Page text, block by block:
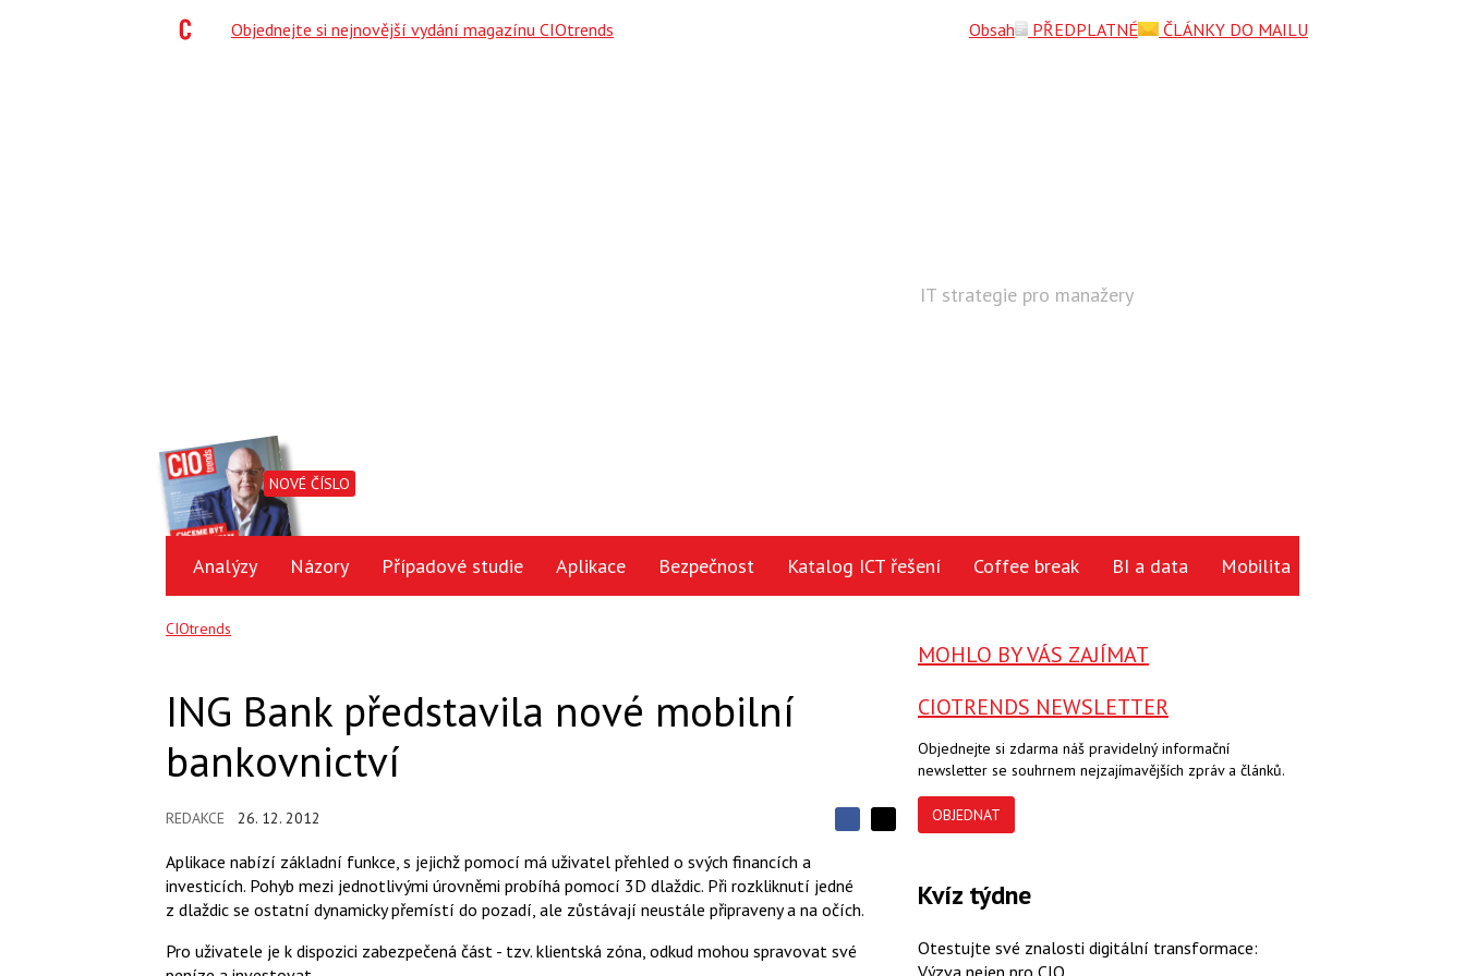
NOVÉ ČÍSLO
IT strategie pro manažery
Analýzy Názory Případové studie Aplikace Bezpečnost Katalog ICT řešení Coffee break BI a data Mobilita
CIOtrends
ING Bank představila nové mobilní
bankovnictví
REDAKCE 26. 12. 2012
S
í
l
S
l
j
e
Aplikace nabízí základní funkce, s jejichž pomocí má uživatel přehled o svých financích a
investicích. Pohyb mezi jednotlivými úrovněmi probíhá pomocí 3D dlaždic. Při rozkliknutí jedné
z dlaždic se ostatní dynamicky přemístí do pozadí, ale zůstávají neustále připraveny a na očích.
Pro uživatele je k dispozici zabezpečená část - tzv. klientská zóna, odkud mohou spravovat své
MOHLO BY VÁS ZAJÍMAT
CIOTRENDS NEWSLETTER
Objednejte si zdarma náš pravidelný informační
newsletter se souhrnem nejzajímavějších zpráv a článků.
OBJEDNAT
Kvíz týdne
Otestujte své znalosti digitální transformace:
Výzva nejen pro CIO
Objednejte si nejnovější vydání magazínu CIOtrends Obsah PŘEDPLATNÉ ČLÁNKY DO MAILU